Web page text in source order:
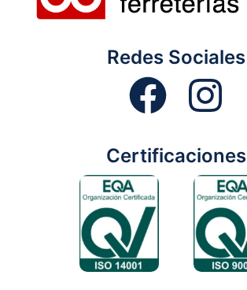
Redes Sociales
Certificaciones